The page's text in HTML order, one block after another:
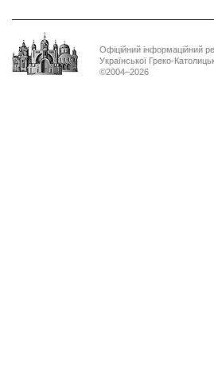
Офіційний інформаційний
Української Греко-
©2004–2026